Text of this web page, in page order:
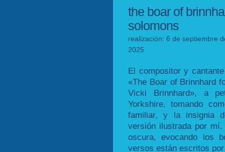
the boar of
solomons
realización: 6 de septiembre
2025
El compositor y
«The Boar of Brinnhard
Vicki Brinnhard», a
Yorkshire, tomando
familiar, y la insignia
versión ilustrada por mí.
oscura, evocando los
versos están escritos